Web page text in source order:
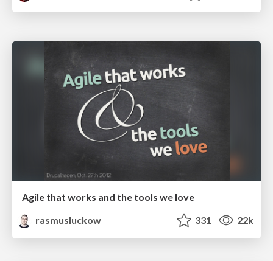
Agile that works and the tools we love
rasmusluckow
331 22k